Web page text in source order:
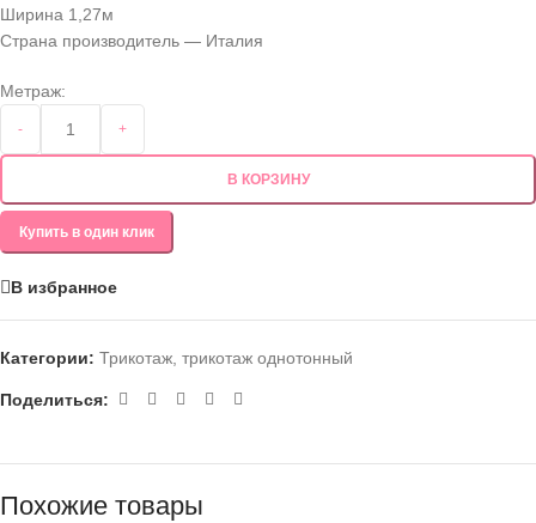
Ширина 1,27м
Страна производитель — Италия
Метраж:
- +
В КОРЗИНУ
Купить в один клик
В избранное
Категории: Трикотаж трикотаж однотонный
Поделиться:
Похожие товары